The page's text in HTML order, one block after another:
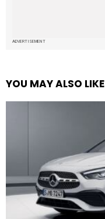
ADVERTISEMENT
YOU MAY ALSO LIKE